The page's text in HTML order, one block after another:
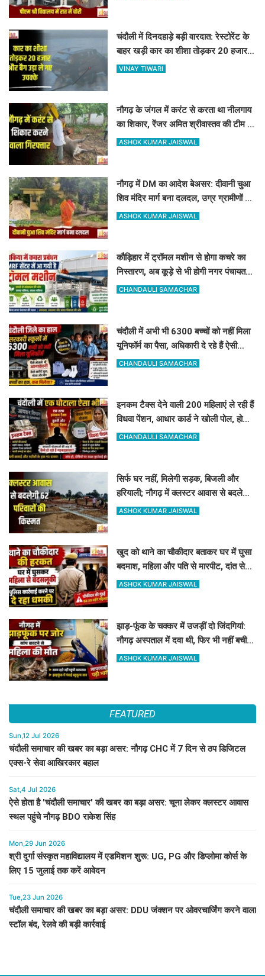
चंदौली में दिनदहाड़े बड़ी वारदात: रेस्टोरेंट के
बाहर खड़ी कार का शीशा तोड़कर 20 हजार
और बैग उड़ा ले गए उचक्के
VINAY TIWARI
नौगढ़ के जंगल में करंट से करता था नीलगाय
का शिकार, रेंजर अमित श्रीवास्तव की टीम ने
ऐसे दबोचा
ASHOK KUMAR JAISWAL
नौगढ़ में DM का आदेश बेअसर: दीवानी चुआ
शिव मंदिर मार्ग बना दलदल, उग्र ग्रामीणों ने
दी चक्का जाम की चेतावनी
ASHOK KUMAR JAISWAL
कौड़िहार में ट्रॉमल मशीन से होगा कचरे का
निस्तारण, अब कूड़े से भी होगी नगर पंचायत
की बंपर कमाई
CHANDAULI SAMACHAR
चंदौली में अभी भी 6300 बच्चों को नहीं मिला
यूनिफॉर्म का पैसा, अधिकारी दे रहे हैं ऐसी
दलील
CHANDAULI SAMACHAR
इनकम टैक्स देने वाली 200 महिलाएं ले रही हैं
विधवा पेंशन, आधार कार्ड ने खोली पोल, होगी
रिकवरी
CHANDAULI SAMACHAR
सिर्फ घर नहीं, मिलेगी सड़क, बिजली और
हरियाली; नौगढ़ में क्लस्टर आवास से बदलेगी
62 परिवारों की किस्मत
ASHOK KUMAR JAISWAL
खुद को थाने का चौकीदार बताकर घर में घुसा
बदमाश, महिला और पति से मारपीट, दांत से
काटा
ASHOK KUMAR JAISWAL
झाड़-फूंक के चक्कर में उजड़ीं दो जिंदगियां:
नौगढ़ अस्पताल में दवा थी, फिर भी नहीं बची
गर्भवती की जान
ASHOK KUMAR JAISWAL
FEATURED
Sun,12 Jul 2026
चंदौली समाचार की खबर का बड़ा असर: नौगढ़ CHC में 7 दिन से ठप डिजिटल
एक्स-रे सेवा आखिरकार बहाल
Sat,4 Jul 2026
ऐसे होता है 'चंदौली समाचार' की खबर का बड़ा असर: चूना लेकर क्लस्टर आवास
स्थल पहुंचे नौगढ़ BDO राकेश सिंह
Mon,29 Jun 2026
श्री दुर्गा संस्कृत महाविद्यालय में एडमिशन शुरू: UG, PG और डिप्लोमा कोर्स के
लिए 15 जुलाई तक करें आवेदन
Tue,23 Jun 2026
चंदौली समाचार की खबर का बड़ा असर: DDU जंक्शन पर ओवरचार्जिंग करने वाला
स्टॉल बंद, रेलवे की बड़ी कार्रवाई